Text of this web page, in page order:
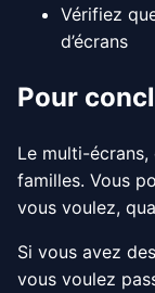
Vérifiez
d’écrans
Pour
Le multi-écrans,
familles. Vous
vous voulez,
Si vous avez
vous voulez